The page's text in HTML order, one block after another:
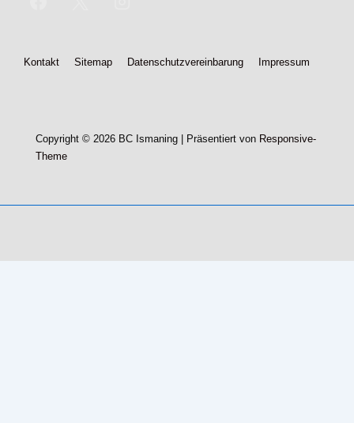
Footer-
Kontakt Sitemap Datenschutzvereinbarung Impressum
Copyright © 2026 BC Ismaning | Präsentiert von Responsive-
Theme